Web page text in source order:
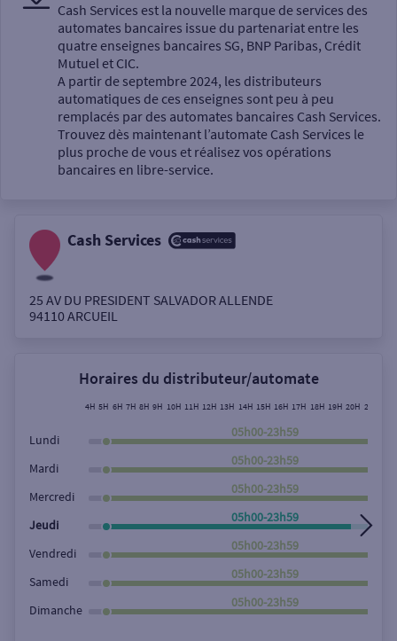
Sélectionnez votre recherche
Un service
Autour de moi
Rue
Rechercher
Cash Services est la nouvelle marque de services des
automates bancaires issue du partenariat entre les
quatre enseignes bancaires SG, BNP Paribas, Crédit
Mutuel et CIC.
A partir de septembre 2024, les distributeurs
automatiques de ces enseignes sont peu à peu
remplacés par des automates bancaires Cash Services.
Trouvez dès maintenant l’automate Cash Services le
plus proche de vous et réalisez vos opérations
bancaires en libre-service.
Cash Services
25 AV DU PRESIDENT SALVADOR ALLENDE
94110ARCUEIL
Horaires du distributeur/automate
4H 5H 6H 7H 8H 9H 10H 11H 12H 13H 14H 15H 16H 17H 18H 19H 20H 21H
Lundi
05h00-23h59
Mardi
05h00-23h59
Mercredi
05h00-23h59
Jeudi
05h00-23h59
Vendredi
05h00-23h59
Samedi
05h00-23h59
Dimanche
05h00-23h59